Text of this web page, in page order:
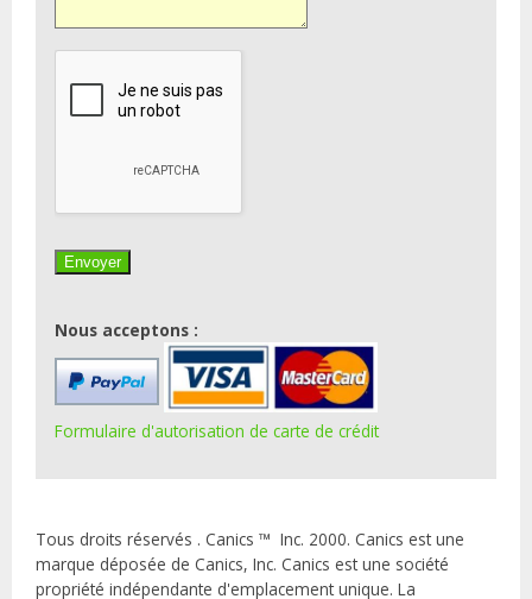
Nous acceptons :
Formulaire d'autorisation de carte de crédit
Tous droits réservés . Canics ™ Inc. 2000. Canics est une
marque déposée de Canics, Inc. Canics est une société
propriété indépendante d'emplacement unique. La